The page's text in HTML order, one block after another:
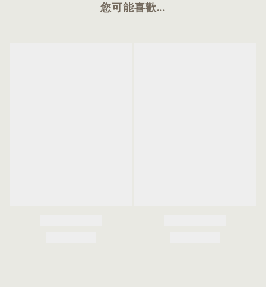
您可能喜歡...